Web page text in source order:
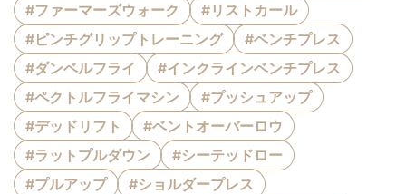
#ファーマーズウォーク
#リストカール
#ピンチグリップトレーニング
#ベンチプレス
#ダンベルフライ
#インクラインベンチプレス
#ペクトルフライマシン
#プッシュアップ
#デッドリフト
#ベントオーバーロウ
#ラットプルダウン
#シーテッドロー
#プルアップ
#ショルダープレス